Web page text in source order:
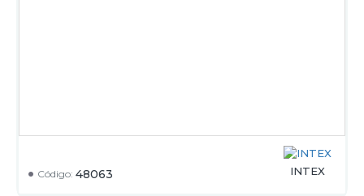
Código: 48063 INTEX